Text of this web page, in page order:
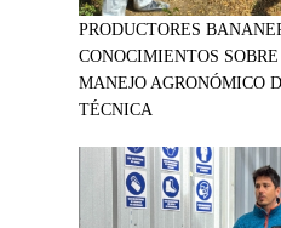
PRODUCTORES
CONOCIMIENTOS
MANEJO AGRONÓMICO
TÉCNICA